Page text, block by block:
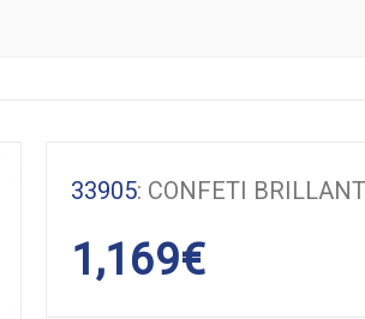
33905: CONFETI
1,169€